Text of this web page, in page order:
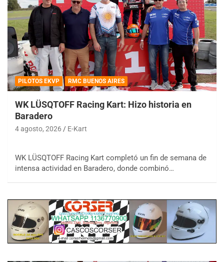
PILOTOS EKVP RMC BUENOS AIRES
WK LÜSQTOFF Racing Kart: Hizo historia en
Baradero
4 agosto, 2026 E-Kart
WK LÜSQTOFF Racing Kart completó un fin de semana de
intensa actividad en Baradero, donde combinó…